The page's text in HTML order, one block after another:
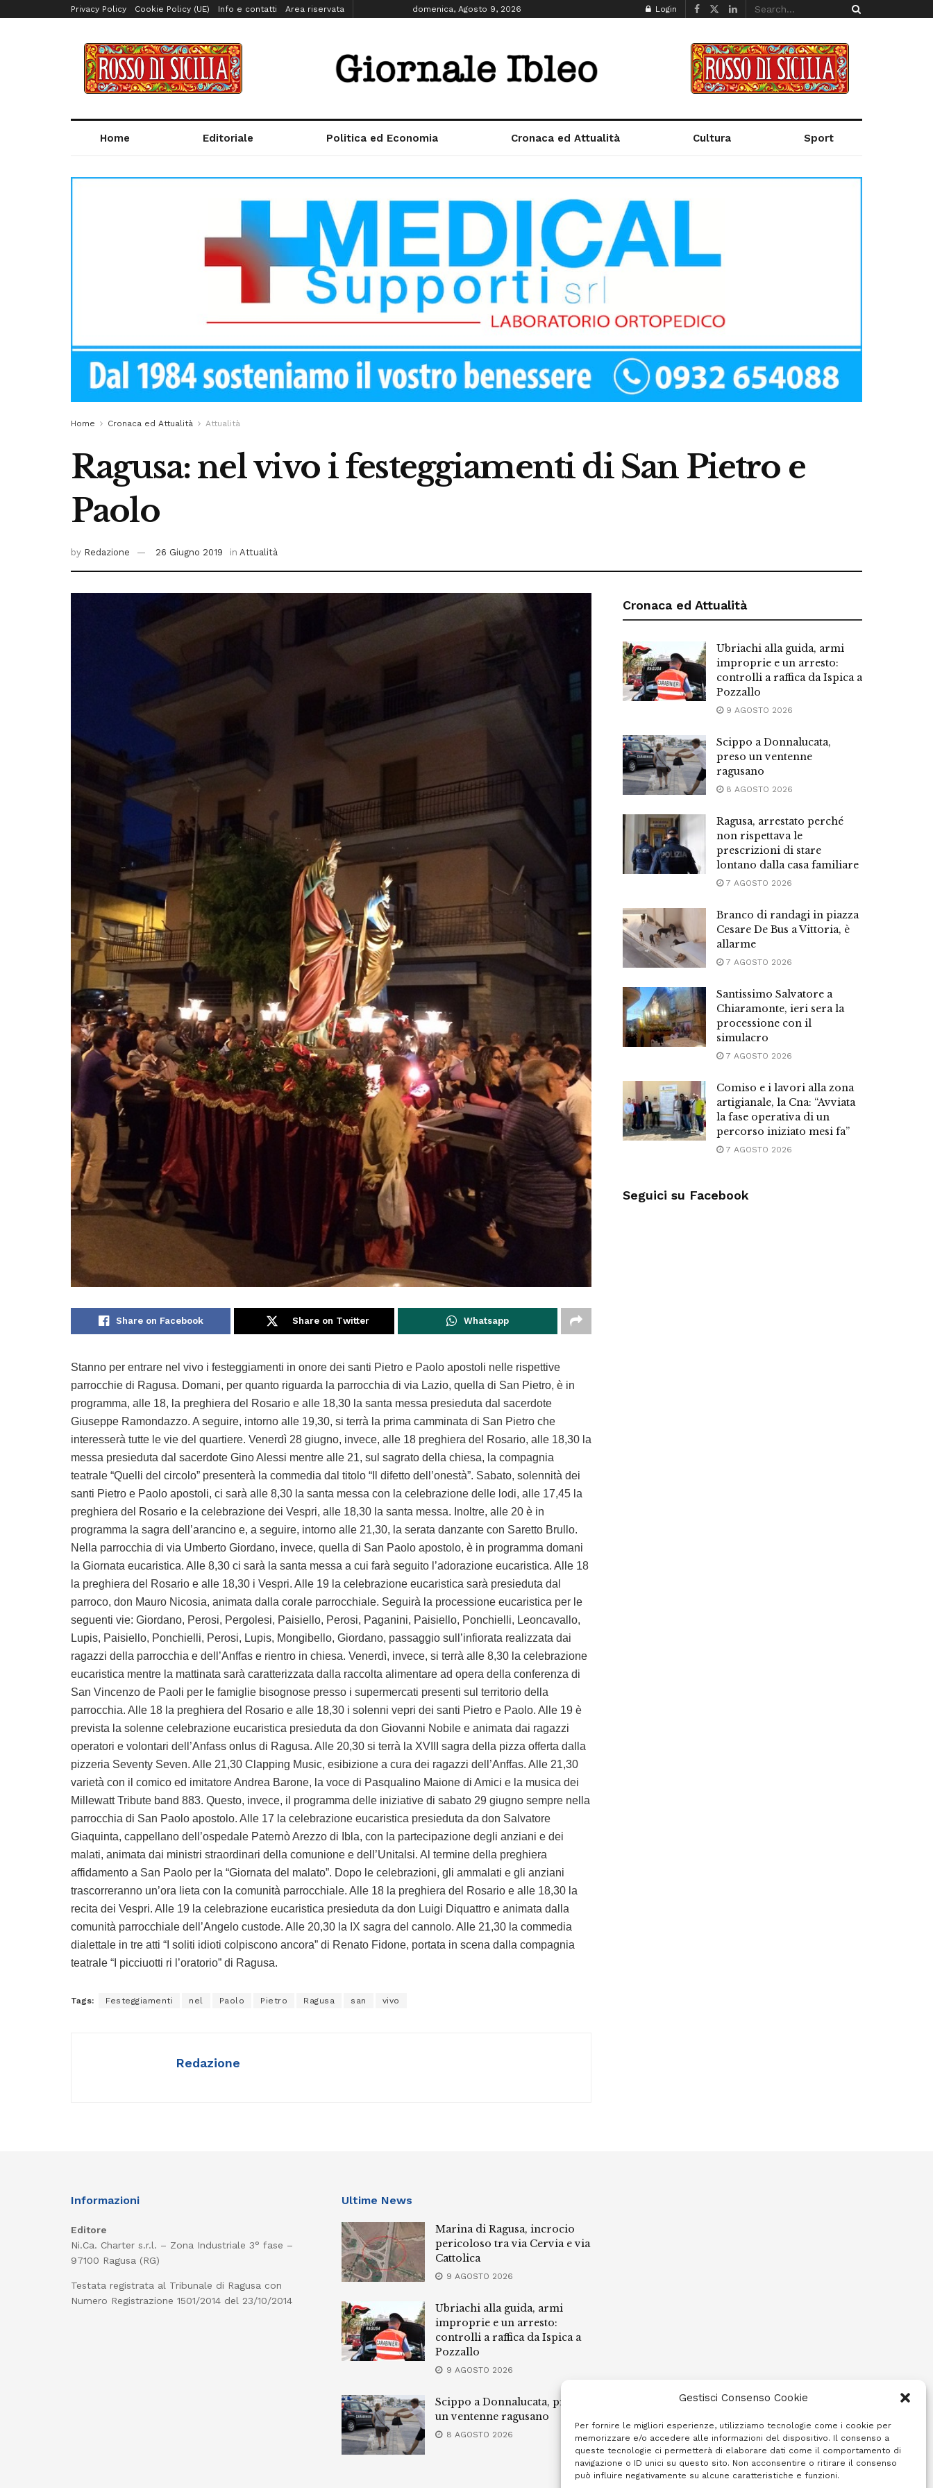
Gestisci Consenso Cookie
Per fornire le migliori esperienze, utilizziamo tecnologie come i cookie per
memorizzare e/o accedere alle informazioni del dispositivo. Il consenso a
queste tecnologie ci permetterà di elaborare dati come il comportamento di
navigazione o ID unici su questo sito. Non acconsentire o ritirare il consenso
può influire negativamente su alcune caratteristiche e funzioni.
Privacy Policy Cookie Policy (UE) Info e contatti Area riservata domenica, Agosto 9, 2026 Login
Home Editoriale Politica ed Economia Cronaca ed Attualità Cultura Sport
Home Cronaca ed Attualità Attualità
Ragusa: nel vivo i festeggiamenti di San Pietro e
Paolo
by Redazione 26 Giugno 2019 in Attualità
Share on Facebook Share on Twitter Whatsapp
Stanno per entrare nel vivo i festeggiamenti in onore dei santi Pietro e Paolo apostoli nelle rispettive
parrocchie di Ragusa. Domani, per quanto riguarda la parrocchia di via Lazio, quella di San Pietro, è in
programma, alle 18, la preghiera del Rosario e alle 18,30 la santa messa presieduta dal sacerdote
Giuseppe Ramondazzo. A seguire, intorno alle 19,30, si terrà la prima camminata di San Pietro che
interesserà tutte le vie del quartiere. Venerdì 28 giugno, invece, alle 18 preghiera del Rosario, alle 18,30 la
messa presieduta dal sacerdote Gino Alessi mentre alle 21, sul sagrato della chiesa, la compagnia
teatrale “Quelli del circolo” presenterà la commedia dal titolo “Il difetto dell’onestà”. Sabato, solennità dei
santi Pietro e Paolo apostoli, ci sarà alle 8,30 la santa messa con la celebrazione delle lodi, alle 17,45 la
preghiera del Rosario e la celebrazione dei Vespri, alle 18,30 la santa messa. Inoltre, alle 20 è in
programma la sagra dell’arancino e, a seguire, intorno alle 21,30, la serata danzante con Saretto Brullo.
Nella parrocchia di via Umberto Giordano, invece, quella di San Paolo apostolo, è in programma domani
la Giornata eucaristica. Alle 8,30 ci sarà la santa messa a cui farà seguito l’adorazione eucaristica. Alle 18
la preghiera del Rosario e alle 18,30 i Vespri. Alle 19 la celebrazione eucaristica sarà presieduta dal
parroco, don Mauro Nicosia, animata dalla corale parrocchiale. Seguirà la processione eucaristica per le
seguenti vie: Giordano, Perosi, Pergolesi, Paisiello, Perosi, Paganini, Paisiello, Ponchielli, Leoncavallo,
Lupis, Paisiello, Ponchielli, Perosi, Lupis, Mongibello, Giordano, passaggio sull’infiorata realizzata dai
ragazzi della parrocchia e dell’Anffas e rientro in chiesa. Venerdì, invece, si terrà alle 8,30 la celebrazione
eucaristica mentre la mattinata sarà caratterizzata dalla raccolta alimentare ad opera della conferenza di
San Vincenzo de Paoli per le famiglie bisognose presso i supermercati presenti sul territorio della
parrocchia. Alle 18 la preghiera del Rosario e alle 18,30 i solenni vepri dei santi Pietro e Paolo. Alle 19 è
prevista la solenne celebrazione eucaristica presieduta da don Giovanni Nobile e animata dai ragazzi
operatori e volontari dell’Anfass onlus di Ragusa. Alle 20,30 si terrà la XVIII sagra della pizza offerta dalla
pizzeria Seventy Seven. Alle 21,30 Clapping Music, esibizione a cura dei ragazzi dell’Anffas. Alle 21,30
varietà con il comico ed imitatore Andrea Barone, la voce di Pasqualino Maione di Amici e la musica dei
Millewatt Tribute band 883. Questo, invece, il programma delle iniziative di sabato 29 giugno sempre nella
parrocchia di San Paolo apostolo. Alle 17 la celebrazione eucaristica presieduta da don Salvatore
Giaquinta, cappellano dell’ospedale Paternò Arezzo di Ibla, con la partecipazione degli anziani e dei
malati, animata dai ministri straordinari della comunione e dell’Unitalsi. Al termine della preghiera
affidamento a San Paolo per la “Giornata del malato”. Dopo le celebrazioni, gli ammalati e gli anziani
trascorreranno un’ora lieta con la comunità parrocchiale. Alle 18 la preghiera del Rosario e alle 18,30 la
recita dei Vespri. Alle 19 la celebrazione eucaristica presieduta da don Luigi Diquattro e animata dalla
comunità parrocchiale dell’Angelo custode. Alle 20,30 la IX sagra del cannolo. Alle 21,30 la commedia
dialettale in tre atti “I soliti idioti colpiscono ancora” di Renato Fidone, portata in scena dalla compagnia
teatrale “I picciuotti ri l’oratorio” di Ragusa.
Tags: Festeggiamenti nel Paolo Pietro Ragusa san vivo
Redazione
Cronaca ed Attualità
Ubriachi alla guida, armi
improprie e un arresto:
controlli a raffica da Ispica a
Pozzallo
9 AGOSTO 2026
Scippo a Donnalucata,
preso un ventenne
ragusano
8 AGOSTO 2026
Ragusa, arrestato perché
non rispettava le
prescrizioni di stare
lontano dalla casa familiare
7 AGOSTO 2026
Branco di randagi in piazza
Cesare De Bus a Vittoria, è
allarme
7 AGOSTO 2026
Santissimo Salvatore a
Chiaramonte, ieri sera la
processione con il
simulacro
7 AGOSTO 2026
Comiso e i lavori alla zona
artigianale, la Cna: “Avviata
la fase operativa di un
percorso iniziato mesi fa”
7 AGOSTO 2026
Seguici su Facebook
Informazioni
Editore
Ni.Ca. Charter s.r.l. – Zona Industriale 3° fase –
97100 Ragusa (RG)
Testata registrata al Tribunale di Ragusa con
Numero Registrazione 1501/2014 del 23/10/2014
Ultime News
Marina di Ragusa, incrocio
pericoloso tra via Cervia e via
Cattolica
9 AGOSTO 2026
Ubriachi alla guida, armi
improprie e un arresto:
controlli a raffica da Ispica a
Pozzallo
9 AGOSTO 2026
Scippo a Donnalucata, preso
un ventenne ragusano
8 AGOSTO 2026